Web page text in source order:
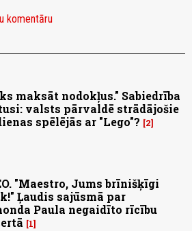
komentāru
maksāt nodokļus." Sabiedrība
valsts pārvaldē strādājošie
spēlējās ar "Lego"?
2
"Maestro, Jums brīnišķīgi
Ļaudis sajūsmā par
Paula negaidīto rīcību
1